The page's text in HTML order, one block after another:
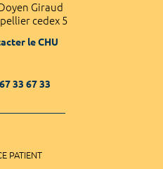
Giraud
cedex 5
le CHU
33 67 33
PATIENT